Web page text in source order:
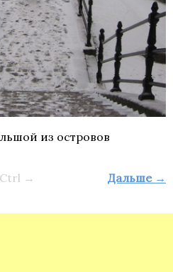
из островов
→ Дальше →